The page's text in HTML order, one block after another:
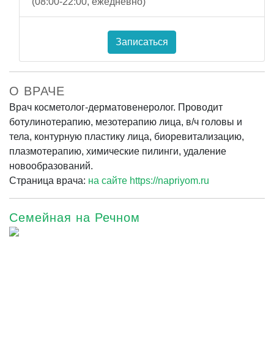
Записаться
О ВРАЧЕ
Врач косметолог-дерматовенеролог. Проводит
ботулинотерапию, мезотерапию лица, в/ч головы и
тела, контурную пластику лица, биоревитализацию,
плазмотерапию, химические пилинги, удаление
новообразований.
Страница врача: на сайте https://napriyom.ru
Семейная на Речном